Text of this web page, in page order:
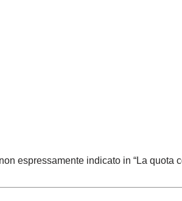
espressamente indicato in “La quota